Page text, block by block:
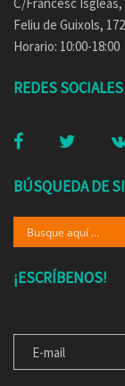
Feliu de Guixols,
Horario: 10:00-18:00
REDES SOCIALES
BÚSQUEDA DE
¡ESCRÍBENOS!